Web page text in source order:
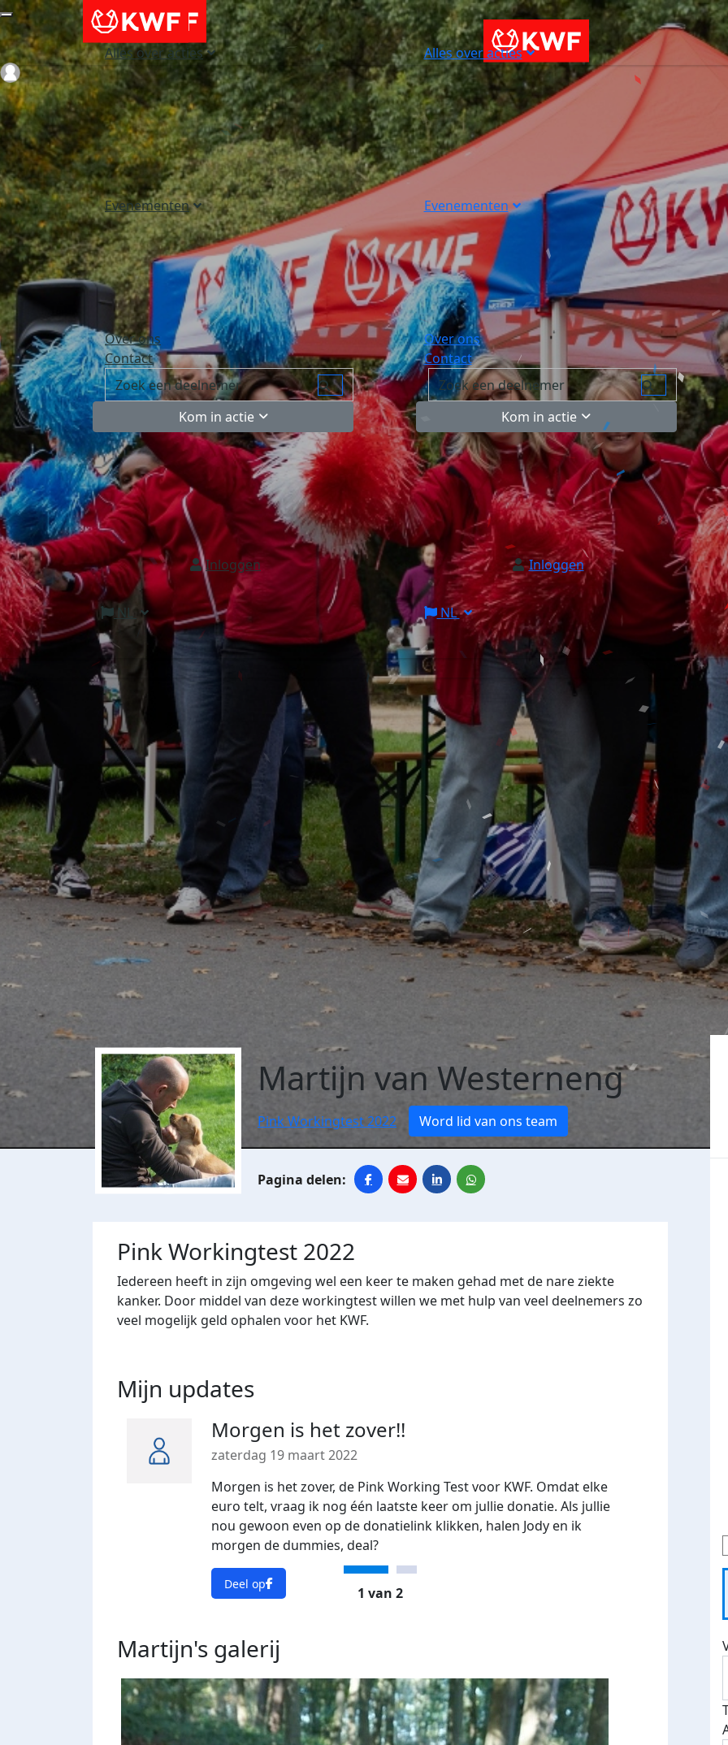
Alles over acties
Evenementen
Over ons
Contact
Kom in actie
Inloggen
NL
Alles over acties
Evenementen
Over ons
Contact
Kom in actie
Inloggen
NL
Login
Martijn van Westerneng
Pink Workingtest 2022 Word lid van ons team
Pink Workingtest 2022
Iedereen heeft in zijn omgeving wel een keer te maken gehad met de nare ziekte
kanker. Door middel van deze workingtest willen we met hulp van veel deelnemers zo
veel mogelijk geld ophalen voor het KWF.
Mijn updates
Morgen is het zover!!
zaterdag 19 maart 2022
Morgen is het zover, de Pink Working Test voor KWF. Omdat elke
euro telt, vraag ik nog één laatste keer om jullie donatie. Als jullie
nou gewoon even op de donatielink klikken, halen Jody en ik
morgen de dummies, deal?
Deel op
1 van 2
Martijn's galerij